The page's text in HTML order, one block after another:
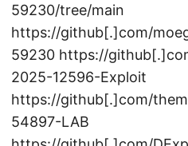
59230/tree/main
https://github[.]com/
59230 https://
2025-12596-Exploit
https://github[.]com/
54897-LAB